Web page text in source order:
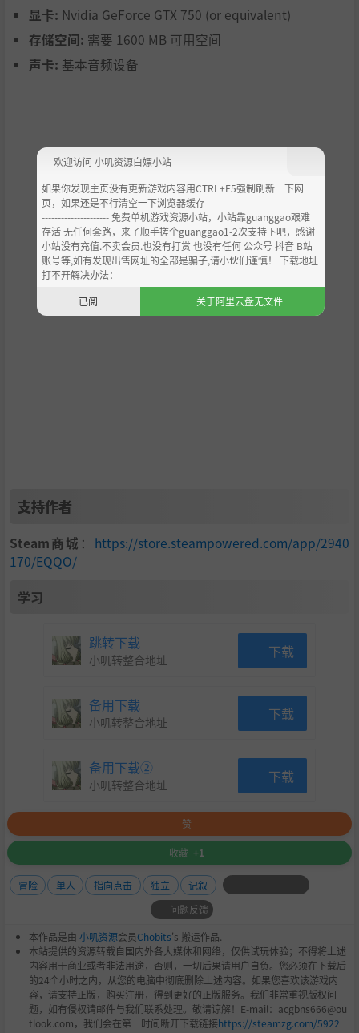
显卡: Nvidia GeForce GTX 750 (or equivalent)
存储空间: 需要 1600 MB 可用空间
声卡: 基本音频设备
支持作者
Steam商城 ： https://store.steampowered.com/app/2940
170/EQQO/
学习
跳转下载
小叽转整合地址 下载
备用下载
小叽转整合地址 下载
备用下载②
小叽转整合地址 下载
赞
收藏 +1
冒险 单人 指向点击 独立
记叙
问题反馈
本作品是由 小叽资源会员Chobits's 搬运作品.
本站提供的资源转载自国内外各大媒体和网络，仅供试玩体验；不得将上述
内容用于商业或者非法用途，否则，一切后果请用户自负。您必须在下载后
的24个小时之内，从您的电脑中彻底删除上述内容。如果您喜欢该游戏内
容，请支持正版，购买注册，得到更好的正版服务。我们非常重视版权问
题，如有侵权请邮件与我们联系处理。敬请谅解！E-mail：acgbns666@ou
tlook.com，我们会在第一时间断开下载链接https://steamzg.com/5922
欢迎访问 小叽资源白嫖小站
如果你发现主页没有更新游戏内容用CTRL+F5强制刷新一下网
页，如果还是不行清空一下浏览器缓存 ----------------------------------
--------------------- 免费单机游戏资源小站，小站靠guanggao艰难
存活 无任何套路，来了顺手搓个guanggao1-2次支持下吧，感谢
小站没有充值.不卖会员.也没有打赏 也没有任何 公众号 抖音 B站
账号等,如有发现出售网址的全部是骗子,请小伙们谨慎！ 下载地址
打不开解决办法：
已阅
关于阿里云盘无文件